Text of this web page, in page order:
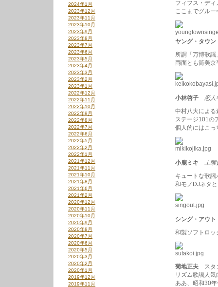
フィフス・ディ
ここまでグル
ヤング・タウン
所謂「万博歌
両面とも筒美
小林啓子
恋人
中村八大による
ステージ101の
個人的にはこっ
小鹿ミキ 土曜
キュートな歌謡
和モノDJネタ
シング・アウト
和製ソフトロッ
菊地正夫 スタ
リズム歌謡人気
ああ、昭和30
2024年1月
2023年12月
2023年11月
2023年10月
2023年9月
2023年8月
2023年7月
2023年6月
2023年5月
2023年4月
2023年3月
2023年2月
2023年1月
2022年12月
2022年11月
2022年10月
2022年9月
2022年8月
2022年7月
2022年6月
2022年5月
2022年2月
2022年1月
2021年12月
2021年11月
2021年10月
2021年8月
2021年6月
2021年2月
2020年12月
2020年11月
2020年10月
2020年9月
2020年8月
2020年7月
2020年6月
2020年5月
2020年3月
2020年2月
2020年1月
2019年12月
2019年11月